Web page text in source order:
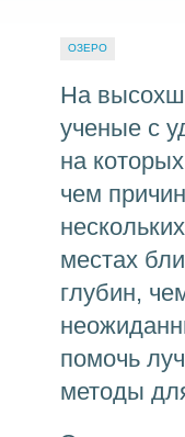
ОЗЕРО
На
ученые с
на
чем
местах
глубин,
помочь
методы